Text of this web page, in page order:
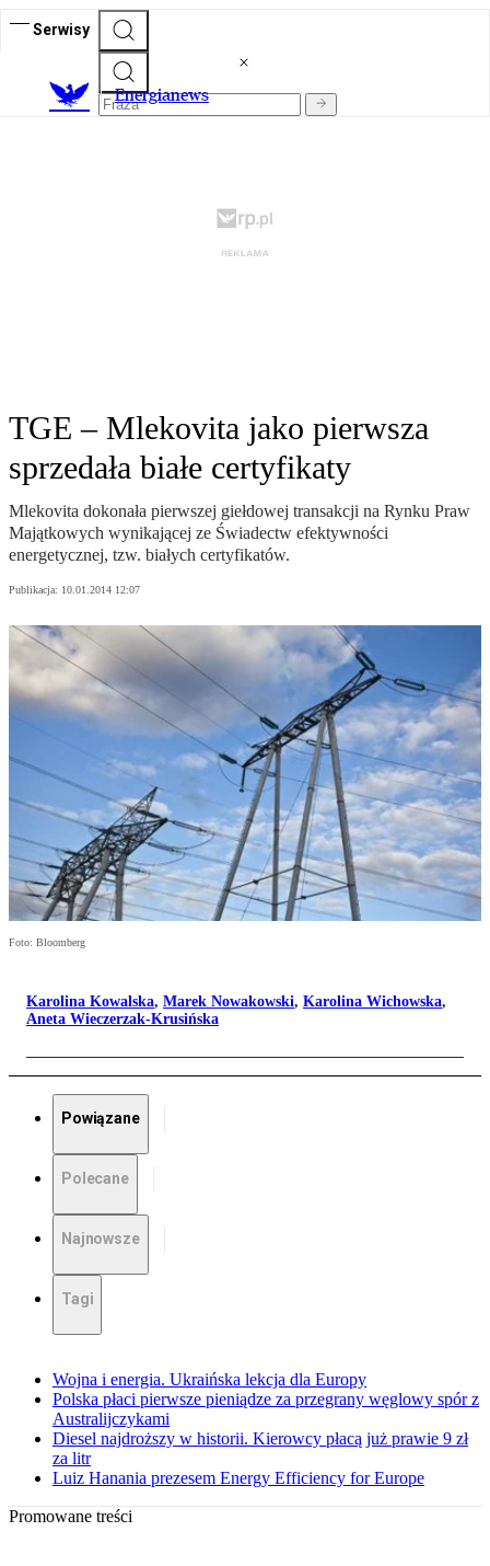
Serwisy
Energianews
TGE – Mlekovita jako pierwsza
sprzedała białe certyfikaty
Mlekovita dokonała pierwszej giełdowej transakcji na Rynku Praw
Majątkowych wynikającej ze Świadectw efektywności
energetycznej, tzw. białych certyfikatów.
Publikacja: 10.01.2014 12:07
Foto: Bloomberg
Karolina Kowalska, Marek Nowakowski, Karolina Wichowska,
Aneta Wieczerzak-Krusińska
Powiązane
Polecane
Najnowsze
Tagi
Wojna i energia. Ukraińska lekcja dla Europy
Polska płaci pierwsze pieniądze za przegrany węglowy spór z
Australijczykami
Diesel najdroższy w historii. Kierowcy płacą już prawie 9 zł
za litr
Luiz Hanania prezesem Energy Efficiency for Europe
Promowane treści